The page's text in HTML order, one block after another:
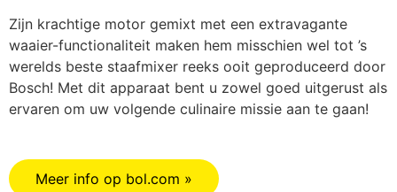
Zijn krachtige motor gemixt met een extravagante
waaier-functionaliteit maken hem misschien wel tot ’s
werelds beste staafmixer reeks ooit geproduceerd door
Bosch! Met dit apparaat bent u zowel goed uitgerust als
ervaren om uw volgende culinaire missie aan te gaan!
Meer info op bol.com »